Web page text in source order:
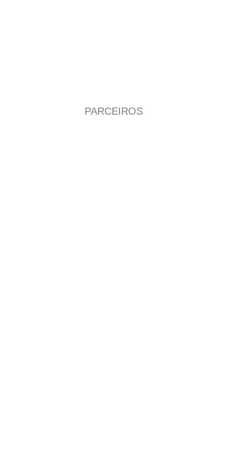
PARCEIROS